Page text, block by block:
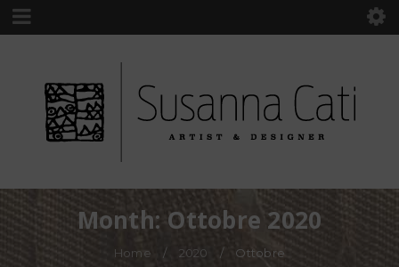
Month: Ottobre 2020
Home / 2020 / Ottobre